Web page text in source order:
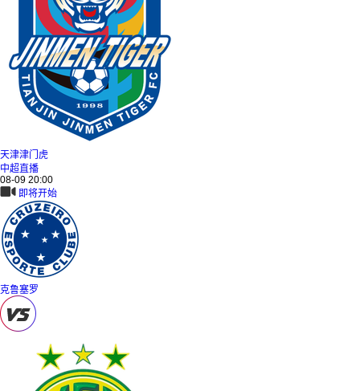
天津津门虎
中超直播
08-09 20:00
即将开始
克鲁塞罗